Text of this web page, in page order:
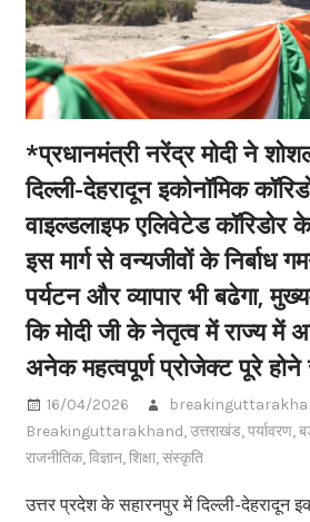
*प्रधानमंत्री नरेंद्र मोदी ने
दिल्ली-देहरादून इकोनॉमिक
वाइल्डलाइफ एलिवेटेड कॉरिडोर
इस मार्ग से वन्यजीवों के निर्बाध
पर्यटन और व्यापार भी बढेगा,
कि मोदी जी के नेतृत्व में राज्य में
अनेक महत्वपूर्ण प्रोजेक्ट पूरे
16/04/2026
Breakinguttarakhand,उत्तराखंड,पर्यावरण,
राजनीतिक,विज्ञान,शिक्षा,संस्कृति
उत्तर प्रदेश के सहारनपुर में दिल्ली-देहरादून